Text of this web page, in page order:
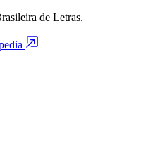
de Letras.